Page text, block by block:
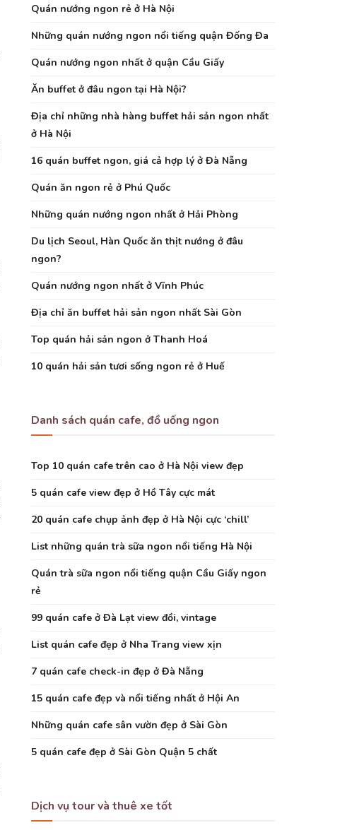
Quán nướng ngon rẻ ở Hà Nội
Những quán nướng ngon nổi tiếng quận Đống Đa
Quán nướng ngon nhất ở quận Cầu Giấy
Ăn buffet ở đâu ngon tại Hà Nội?
Địa chỉ những nhà hàng buffet hải sản ngon nhất
ở Hà Nội
16 quán buffet ngon, giá cả hợp lý ở Đà Nẵng
Quán ăn ngon rẻ ở Phú Quốc
Những quán nướng ngon nhất ở Hải Phòng
Du lịch Seoul, Hàn Quốc ăn thịt nướng ở đâu
ngon?
Quán nướng ngon nhất ở Vĩnh Phúc
Địa chỉ ăn buffet hải sản ngon nhất Sài Gòn
Top quán hải sản ngon ở Thanh Hoá
10 quán hải sản tươi sống ngon rẻ ở Huế
Danh sách quán cafe, đồ uống ngon
Top 10 quán cafe trên cao ở Hà Nội view đẹp
5 quán cafe view đẹp ở Hồ Tây cực mát
20 quán cafe chụp ảnh đẹp ở Hà Nội cực ‘chill’
List những quán trà sữa ngon nổi tiếng Hà Nội
Quán trà sữa ngon nổi tiếng quận Cầu Giấy ngon
rẻ
99 quán cafe ở Đà Lạt view đồi, vintage
List quán cafe đẹp ở Nha Trang view xịn
7 quán cafe check-in đẹp ở Đà Nẵng
15 quán cafe đẹp và nổi tiếng nhất ở Hội An
Những quán cafe sân vườn đẹp ở Sài Gòn
5 quán cafe đẹp ở Sài Gòn Quận 5 chất
Dịch vụ tour và thuê xe tốt